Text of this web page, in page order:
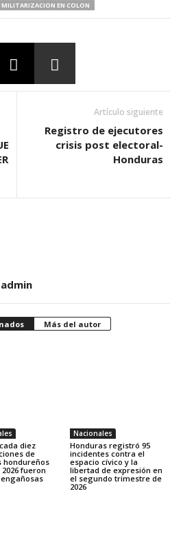
MILITARIZACION EN COLON
Artículo siguiente
Registro de ejecutores
crisis post electoral-
Honduras
admin
Más del autor
diez
de
hondureños
fueron
Nacionales
Honduras registró 95
incidentes contra el
espacio cívico y la
libertad de expresión en
el segundo trimestre de
2026